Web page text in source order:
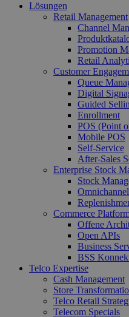
Lösungen
Retail Management
Channel
Promotion
Retail
Customer
Queue
Digital
Guided
Enrollment
POS (Point
Mobile POS
Self-Service
After-Sales
Enterprise Stock
Stock
Commerce
Offene
Open APIs
Business
BSS
Telco Expertise
Cash Management
Store
Telco Retail
Telecom Specials